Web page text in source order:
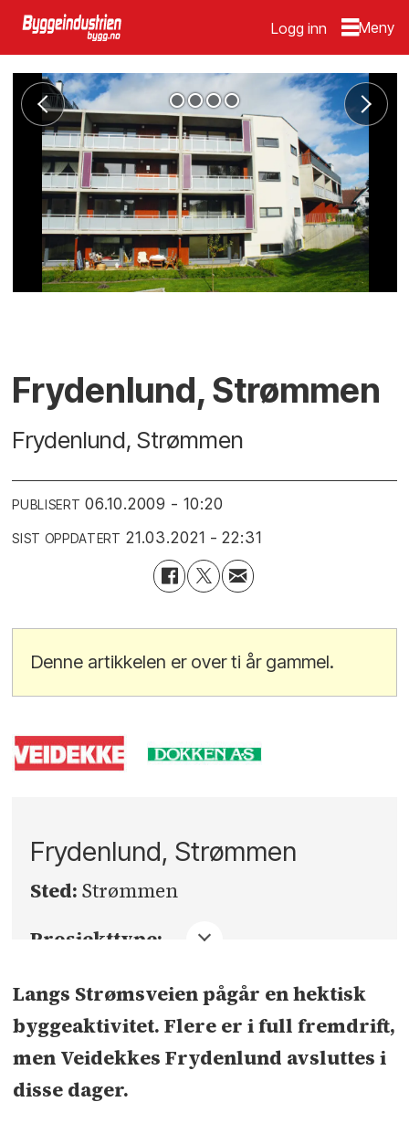
Logg inn
Frydenlund, Strømmen
Frydenlund, Strømmen
PUBLISERT 06.10.2009 - 10:20
SIST OPPDATERT 21.03.2021 - 22:31
Denne artikkelen er over ti år gammel.
Frydenlund, Strømmen
Sted: Strømmen
Prosjekttype:
Kontraktsum eks mva:
140 millioner kroner
BTA:11.251 kvm
Langs Strømsveien pågår en hektisk
byggeaktivitet. Flere er i full fremdrift,
men Veidekkes Frydenlund avsluttes i
disse dager.